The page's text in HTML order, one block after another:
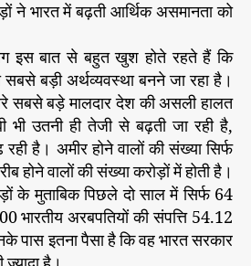
आ
क
अ
मा
न
ता
को
उ
जा
ग
भारत में बढ़ती आर्थिक असमानता को
इस बात से बहुत खुश होते रहते हैं कि
सबसे बड़ी अर्थव्यवस्था बनने जा रहा है।
सबसे बड़े मालदार देश की असली हालत
भी उतनी ही तेजी से बढ़ती जा रही है,
है। अमीर होने वालों की संख्या सिर्फ
होने वालों की संख्या करोड़ों में होती है।
मुताबिक पिछले दो साल में सिर्फ 64
भारतीय अरबपतियों की संपत्ति 54.12
पास इतना पैसा है कि वह भारत सरकार